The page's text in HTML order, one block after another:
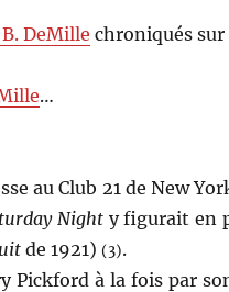
DeMille chroniqués
…
au Club 21 de New
Nighty figurait en
de 1921)(3).
Pickford à la fois par